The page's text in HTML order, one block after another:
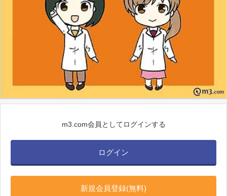
m3.com会員としてログインする
ログイン
新規会員登録(無料)